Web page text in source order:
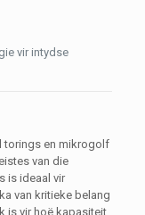
vir intydse
torings en mikrogolf
van die
is ideaal vir
van kritieke belang
vir hoë kapasiteit,